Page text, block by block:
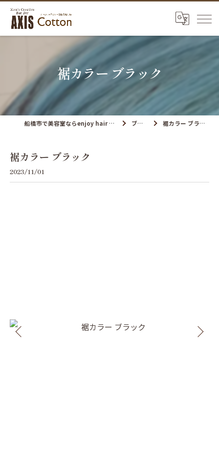
裾カラー ブラック
船橋市で美容室ならenjoy hair axis ブログ 裾カラー ブラック
裾カラー ブラック
2023/11/01